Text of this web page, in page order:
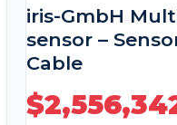
iris-GmbH
sensor –
Cable
$